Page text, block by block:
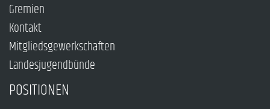
Gremien
Kontakt
Mitgliedsgewerkschaften
Landesjugendbünde
POSITIONEN